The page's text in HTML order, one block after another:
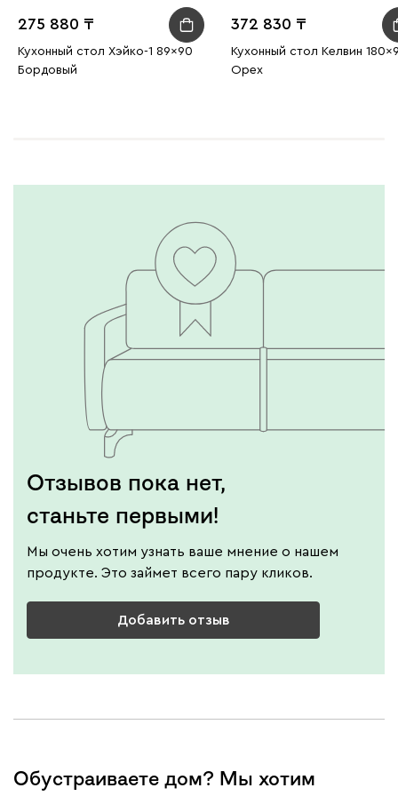
275 880
Кухонный стол Хэйко-1 89x90
Бордовый
372 830
Кухонный стол Келвин
Орех
Отзывов пока нет,
станьте первыми!
Мы очень хотим узнать ваше мнение о нашем
продукте. Это займет всего пару кликов.
Добавить отзыв
Обустраиваете дом? Мы хотим